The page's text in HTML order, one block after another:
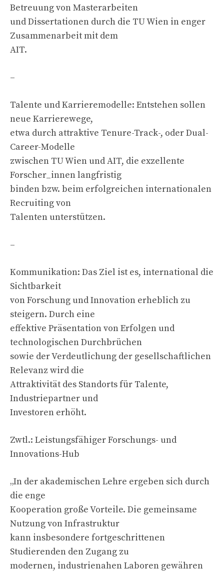
Betreuung von Masterarbeiten
und Dissertationen durch die TU Wien in enger
Zusammenarbeit mit dem
AIT.
–
Talente und Karrieremodelle: Entstehen sollen
neue Karrierewege,
etwa durch attraktive Tenure-Track-, oder Dual-
Career-Modelle
zwischen TU Wien und AIT, die exzellente
Forscher_innen langfristig
binden bzw. beim erfolgreichen internationalen
Recruiting von
Talenten unterstützen.
–
Kommunikation: Das Ziel ist es, international die
Sichtbarkeit
von Forschung und Innovation erheblich zu
steigern. Durch eine
effektive Präsentation von Erfolgen und
technologischen Durchbrüchen
sowie der Verdeutlichung der gesellschaftlichen
Relevanz wird die
Attraktivität des Standorts für Talente,
Industriepartner und
Investoren erhöht.
Zwtl.: Leistungsfähiger Forschungs- und
Innovations-Hub
„In der akademischen Lehre ergeben sich durch
die enge
Kooperation große Vorteile. Die gemeinsame
Nutzung von Infrastruktur
kann insbesondere fortgeschrittenen
Studierenden den Zugang zu
modernen, industrienahen Laboren gewähren